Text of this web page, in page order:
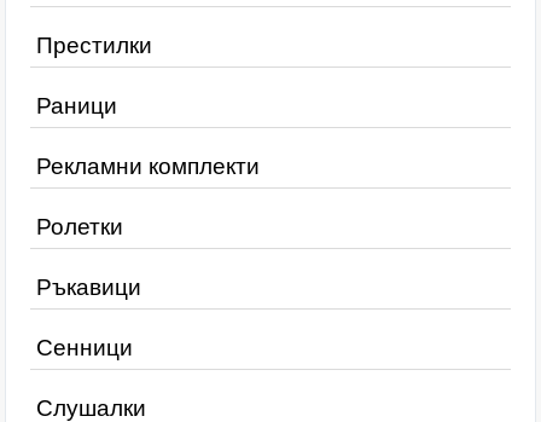
Престилки
Раници
Рекламни комплекти
Ролетки
Ръкавици
Сенници
Слушалки